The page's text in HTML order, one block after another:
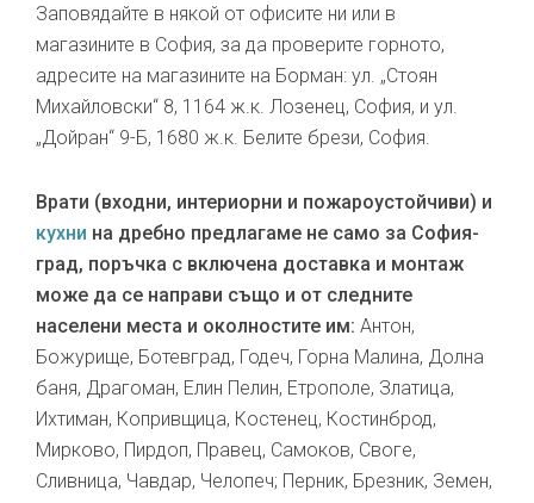
Заповядайте в някой от офисите ни или в
магазините в София, за да проверите горното,
адресите на магазините на Борман: ул. „Стоян
Михайловски“ 8, 1164 ж.к. Лозенец, София, и ул.
„Дойран“ 9-Б, 1680 ж.к. Белите брези, София.
Врати (входни, интериорни и пожароустойчиви) и
кухни на дребно предлагаме не само за София-
град, поръчка с включена доставка и монтаж
може да се направи също и от следните
населени места и околностите им: Антон,
Божурище, Ботевград, Годеч, Горна Малина, Долна
баня, Драгоман, Елин Пелин, Етрополе, Златица,
Ихтиман, Копривщица, Костенец, Костинброд,
Мирково, Пирдоп, Правец, Самоков, Своге,
Сливница, Чавдар, Челопеч; Перник, Брезник, Земен,